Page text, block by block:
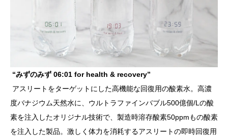
“みずのみず 06:01 for health & recovery”
アスリートをターゲットにした高機能な回復用の酸素水。高濃
度バナジウム天然水に、ウルトラファインバブル500億個/Lの酸
素を注入したオリジナル技術で、製造時溶存酸素50ppmもの酸素
を注入した製品。激しく体力を消耗するアスリートの即時回復用